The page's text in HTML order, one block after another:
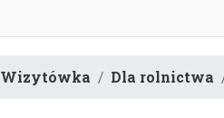
Wizytówka Dla rolnictwa